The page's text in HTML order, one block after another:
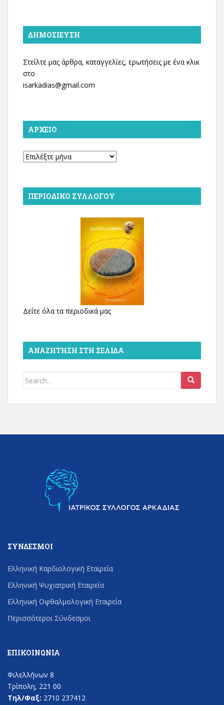
ΔΗΜΟΣΊΕΥΣΗ
Στείλτε μας άρθρα, καταγγελίες, ερωτήσεις με ένα κλικ
στο
isarkadias@gmail.com
ΑΡΧΕΊΟ
Αρχείο
ΠΕΡΙΟΔΙΚΌ ΣΥΛΛΌΓΟΥ
Δείτε όλα τα περιοδικά μας
ΑΝΑΖΉΤΗΣΗ ΣΤΗ ΣΕΛΊΔΑ
Search
ΣΎΝΔΕΣΜΟΙ
Ελληνική Καρδιολογική Εταιρεία
Ελληνική Ψυχιατρική Εταιρεία
Ελληνική Οφθαλμολογική Εταιρεία
Περισσότεροι Σύνδεσμοι
ΕΠΙΚΟΙΝΩΝΊΑ
Φιλελλήνων 8
Τρίπολη, 221 00
Τηλ/Φαξ: 2710 237412